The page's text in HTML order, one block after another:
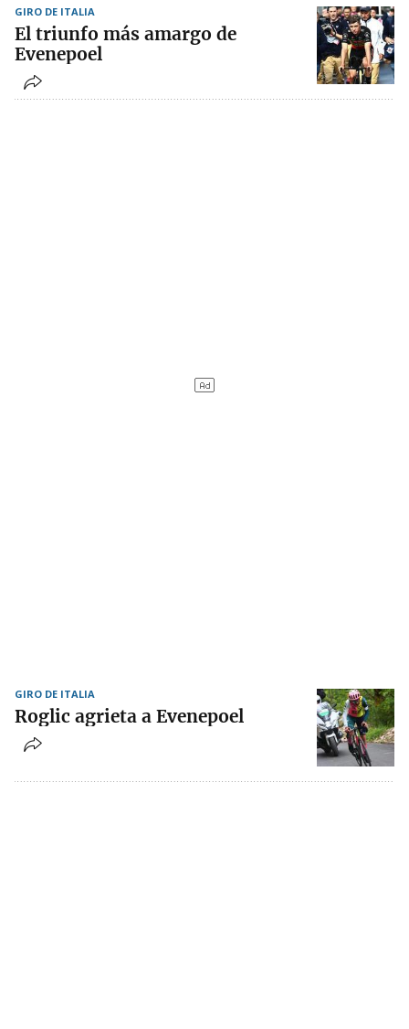
GIRO DE ITALIA
El triunfo más amargo de
Evenepoel
GIRO DE ITALIA
Roglic agrieta a Evenepoel